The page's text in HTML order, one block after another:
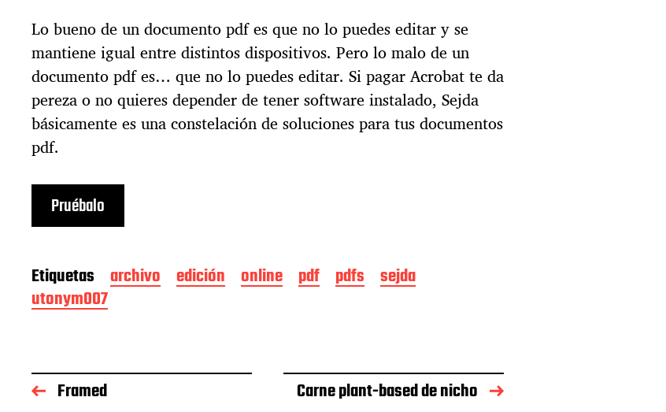
Lo bueno de un documento pdf es que no lo puedes editar y se
mantiene igual entre distintos dispositivos. Pero lo malo de un
documento pdf es… que no lo puedes editar. Si pagar Acrobat te da
pereza o no quieres depender de tener software instalado, Sejda
básicamente es una constelación de soluciones para tus documentos
pdf.
Pruébalo
Etiquetas archivo edición online pdf pdfs
sejda
utonym007
Framed Carne plant-based de nicho